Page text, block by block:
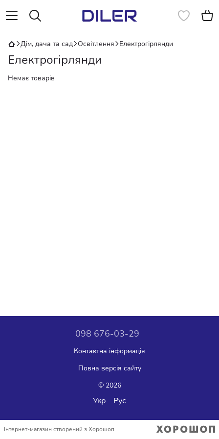
Дім, дача та сад Освітлення Електрогірлянди
Електрогірлянди
Немає товарів
098 676-03-29
Контактна інформація
Повна версія сайту
© 2026
Укр Рус
Інтернет-магазин створений з Хорошоп